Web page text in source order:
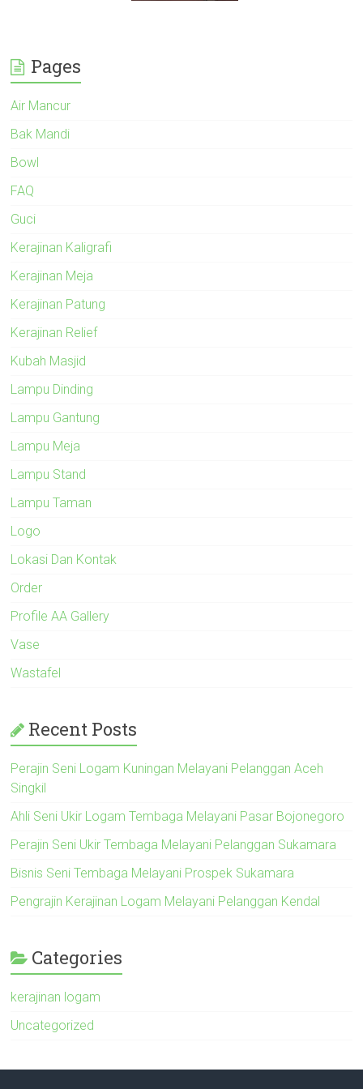
Pages
Air Mancur
Bak Mandi
Bowl
FAQ
Guci
Kerajinan Kaligrafi
Kerajinan Meja
Kerajinan Patung
Kerajinan Relief
Kubah Masjid
Lampu Dinding
Lampu Gantung
Lampu Meja
Lampu Stand
Lampu Taman
Logo
Lokasi Dan Kontak
Order
Profile AA Gallery
Vase
Wastafel
Recent Posts
Perajin Seni Logam Kuningan Melayani Pelanggan Aceh
Singkil
Ahli Seni Ukir Logam Tembaga Melayani Pasar Bojonegoro
Perajin Seni Ukir Tembaga Melayani Pelanggan Sukamara
Bisnis Seni Tembaga Melayani Prospek Sukamara
Pengrajin Kerajinan Logam Melayani Pelanggan Kendal
Categories
kerajinan logam
Uncategorized